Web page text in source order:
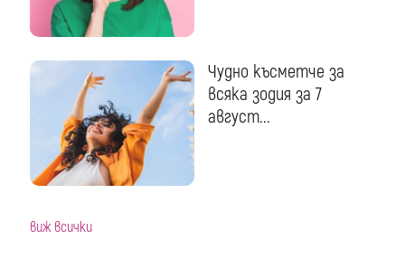
Чудно късметче за
всяка зодия за 7
август...
виж всички